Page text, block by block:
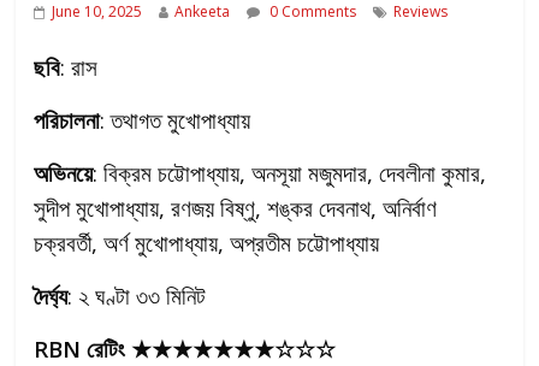
June 10, 2025 Ankeeta 0 Comments Reviews
ছবি: রাস
পরিচালনা: তথাগত মুখোপাধ্যায়
অভিনয়ে: বিক্রম চট্টোপাধ্যায়, অনসূয়া মজুমদার, দেবলীনা কুমার,
সুদীপ মুখোপাধ্যায়, রণজয় বিষ্ণু, শঙ্কর দেবনাথ, অনির্বাণ
চক্রবর্তী, অর্ণ মুখোপাধ্যায়, অপ্রতীম চট্টোপাধ্যায়
দৈর্ঘ্য: ২ ঘণ্টা ৩৩ মিনিট
RBN রেটিং ★★★★★★★☆☆☆